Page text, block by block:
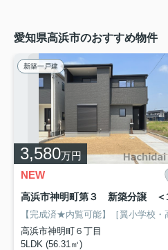
愛知県高浜市のおすすめ物件
新築一戸建
3,580万円
NEW
高浜市神明町６丁目
5LDK (56.31㎡)